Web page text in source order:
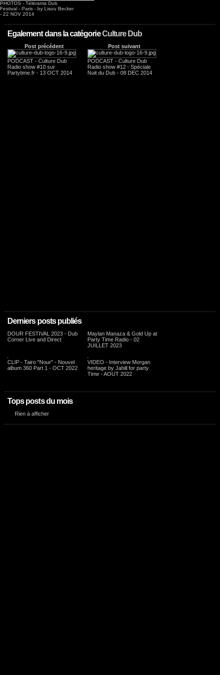
PHOTOS - Télérama Dub
Festival - Paris - by Lisou Becker
- 22 NOV 2014
Egalement dans la catégorieCulture Dub
Post précédent
PODCAST - Culture Dub
Radio show #10 sur
Partytime.fr - 13 OCT 2014
Post suivant
PODCAST - Culture Dub
Radio show #12 - Spéciale
Nuit du Dub - 08 DEC 2014
Derniers posts publiés
DOUR FESTIVAL 2023 - Dub
Corner Live and Direct
Maylan Manaza & Gold Up at
Party Time Radio - 02
JUILLET 2023
CLIP - Tairo "Nour" - Nouvel
album 360 Part 1 - OCT 2022
VIDEO - Interview Morgan
heritage by Jahill for party
Time - AOUT 2022
Tops posts du mois
Rien à afficher